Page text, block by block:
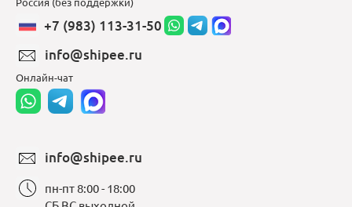
+7 (983) 113-31-50
info@shipee.ru
Онлайн-чат
info@shipee.ru
пн-пт 8:00 - 18:00